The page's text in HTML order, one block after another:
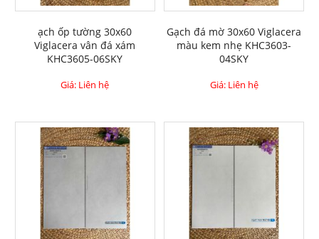
ạch ốp tường 30x60
Viglacera vân đá xám
KHC3605-06SKY
Giá: Liên hệ
Gạch đá mờ 30x60 Viglacera
màu kem nhẹ KHC3603-
04SKY
Giá: Liên hệ